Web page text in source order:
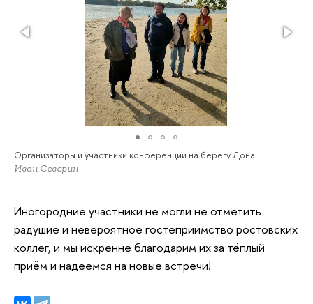
Организаторы и участники конференции на берегу Дона
Иван Северин
Иногородние участники не могли не отметить
радушие и невероятное гостеприимство ростовских
коллег, и мы искренне благодарим их за тёплый
приём и надеемся на новые встречи!